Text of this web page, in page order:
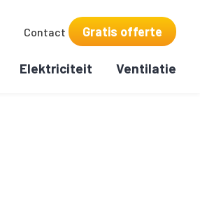
Contact Gratis offerte
Elektriciteit Ventilatie